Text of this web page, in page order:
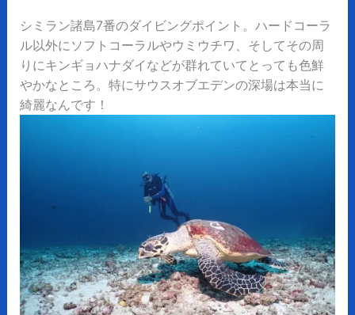
シミラン諸島7番のダイビングポイント。ハードコーラ
ル以外にソフトコーラルやウミウチワ、そしてその周
りにキンギョハナダイなどが群れていてとっても色鮮
やかなところ。特にサウスオブエデンの深場は本当に
綺麗なんです！